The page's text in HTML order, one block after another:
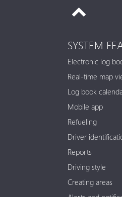
SYSTEM
Electronic log
Real-time map
Log book
Mobile app
Refueling
Driver
Reports
Driving style
Creating areas